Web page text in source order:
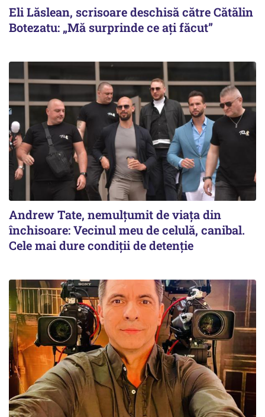
Eli Lăslean, scrisoare deschisă către Cătălin
Botezatu: „Mă surprinde ce ați făcut”
Andrew Tate, nemulțumit de viața din
închisoare: Vecinul meu de celulă, canibal.
Cele mai dure condiții de detenție